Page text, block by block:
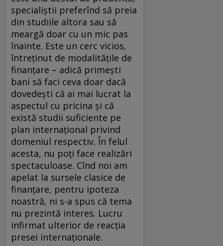
specialiştii preferînd să preia
din studiile altora sau să
meargă doar cu un mic pas
înainte. Este un cerc vicios,
întreţinut de modalităţile de
finanţare – adică primeşti
bani să faci ceva doar dacă
dovedeşti că ai mai lucrat la
aspectul cu pricina şi că
există studii suficiente pe
plan internaţional privind
domeniul respectiv. În felul
acesta, nu poţi face realizări
spectaculoase. Cînd noi am
apelat la sursele clasice de
finanţare, pentru ipoteza
noastră, ni s-a spus că tema
nu prezintă interes. Lucru
infirmat ulterior de reacţia
presei internaţionale.